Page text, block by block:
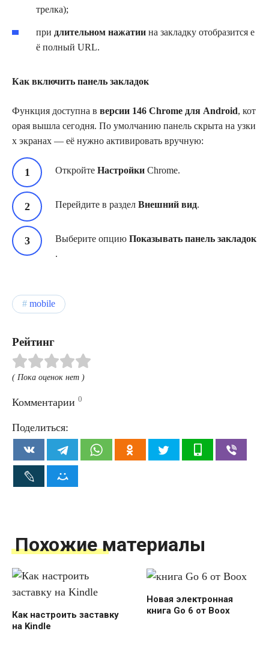
трелка);
при длительном нажатии на закладку отобразится е
ё полный URL.
Как включить панель закладок
Функция доступна в версии 146 Chrome для Android, кот
орая вышла сегодня. По умолчанию панель скрыта на узки
х экранах — её нужно активировать вручную:
Откройте Настройки Chrome.
Перейдите в раздел Внешний вид.
Выберите опцию Показывать панель закладок
.
mobile
Рейтинг
( Пока оценок нет )
Комментарии 0
Поделиться:
Похожие материалы
Как настроить заставку
на Kindle
Новая электронная
книга Go 6 от Boox